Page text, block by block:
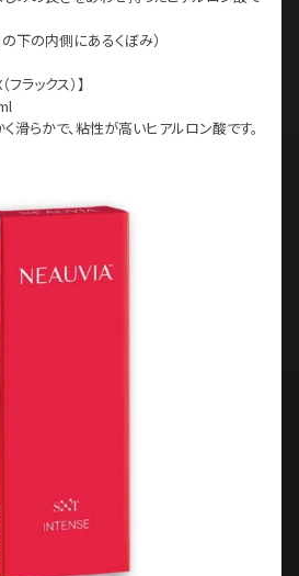
の下の内側にあるくぼみ）
ラックス）】
滑らかで、粘性が高いヒアルロン酸です。